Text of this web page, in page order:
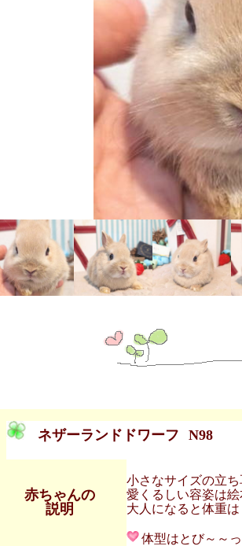
ネザーランドドワーフ N98
赤ちゃんの
説明
小さなサイズの立ち
愛くるしい容姿は
大人になると体重は
体型はとび～～